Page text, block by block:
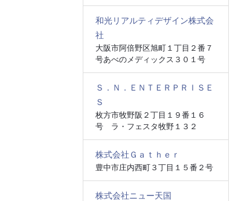
和光リアルティデザイン株式会
社
大阪市阿倍野区旭町１丁目２番７
号あべのメディックス３０１号
Ｓ．Ｎ．ＥＮＴＥＲＰＲＩＳＥ
Ｓ
枚方市牧野阪２丁目１９番１６
号 ラ・フェスタ牧野１３２
株式会社Ｇａｔｈｅｒ
豊中市庄内西町３丁目１５番２号
株式会社ニュー天国